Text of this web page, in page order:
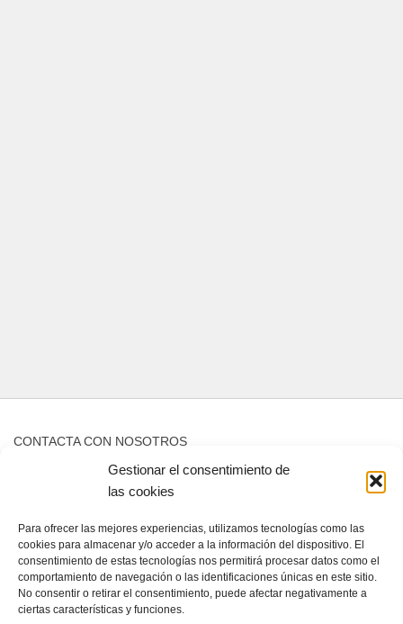
Gestionar el consentimiento de
las cookies
Para ofrecer las mejores experiencias, utilizamos tecnologías como las
cookies para almacenar y/o acceder a la información del dispositivo. El
consentimiento de estas tecnologías nos permitirá procesar datos como el
comportamiento de navegación o las identificaciones únicas en este sitio.
No consentir o retirar el consentimiento, puede afectar negativamente a
ciertas características y funciones.
CONTACTA CON NOSOTROS
QUIENES SOMOS
Quienes somos